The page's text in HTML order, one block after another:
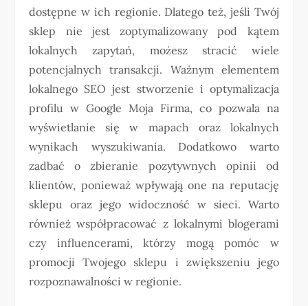
dostępne w ich regionie. Dlatego też, jeśli Twój
sklep nie jest zoptymalizowany pod kątem
lokalnych zapytań, możesz stracić wiele
potencjalnych transakcji. Ważnym elementem
lokalnego SEO jest stworzenie i optymalizacja
profilu w Google Moja Firma, co pozwala na
wyświetlanie się w mapach oraz lokalnych
wynikach wyszukiwania. Dodatkowo warto
zadbać o zbieranie pozytywnych opinii od
klientów, ponieważ wpływają one na reputację
sklepu oraz jego widoczność w sieci. Warto
również współpracować z lokalnymi blogerami
czy influencerami, którzy mogą pomóc w
promocji Twojego sklepu i zwiększeniu jego
rozpoznawalności w regionie.